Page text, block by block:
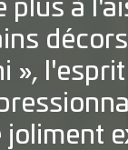
plus à
»,
joliment